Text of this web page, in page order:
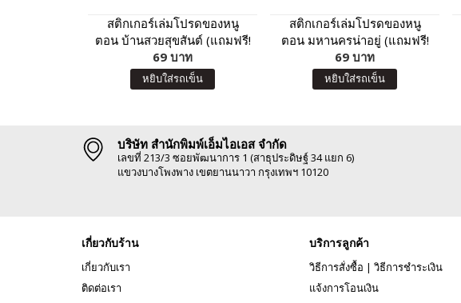
สติกเกอร์เล่มโปรดของหนู
ตอน บ้านสวยสุขสันต์ (แถมฟรี!
สติกเกอร์กว่า 150 ชิ้น)
69 บาท
หยิบใส่รถเข็น
สติกเกอร์เล่มโปรดของหนู
ตอน มหานครน่าอยู่ (แถมฟรี!
สติกเกอร์กว่า 150 ชิ้น)
69 บาท
หยิบใส่รถเข็น
บริษัท สำนักพิมพ์เอ็มไอเอส จำกัด
เลขที่ 213/3 ซอยพัฒนาการ 1 (สาธุประดิษฐ์ 34 แยก 6)
แขวงบางโพงพาง เขตยานนาวา กรุงเทพฯ 10120
เกี่ยวกับร้าน
เกี่ยวกับเรา
ติดต่อเรา
บริการลูกค้า
วิธีการสั่งซื้อ | วิธีการชำระเงิน
แจ้งการโอนเงิน